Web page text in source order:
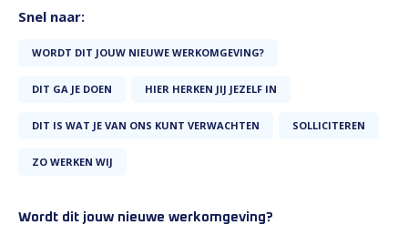
Snel naar:
WORDT DIT JOUW NIEUWE WERKOMGEVING?
DIT GA JE DOEN HIER HERKEN JIJ JEZELF IN
DIT IS WAT JE VAN ONS KUNT VERWACHTEN SOLLICITEREN
ZO WERKEN WIJ
Wordt dit jouw nieuwe werkomgeving?